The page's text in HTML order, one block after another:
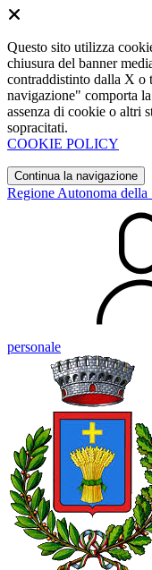
Questo sito utilizza
chiusura del banner
contraddistinto dalla X o
navigazione" comporta
assenza di cookie o altri
sopracitati.
COOKIE POLICY
Continua la navigazione
Regione Autonoma della
personale